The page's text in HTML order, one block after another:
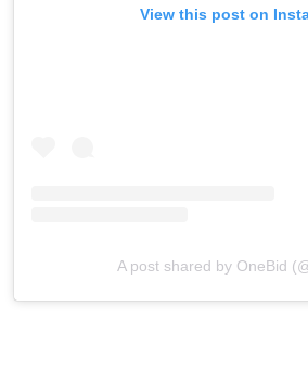
View this post on
A post shared by OneBid